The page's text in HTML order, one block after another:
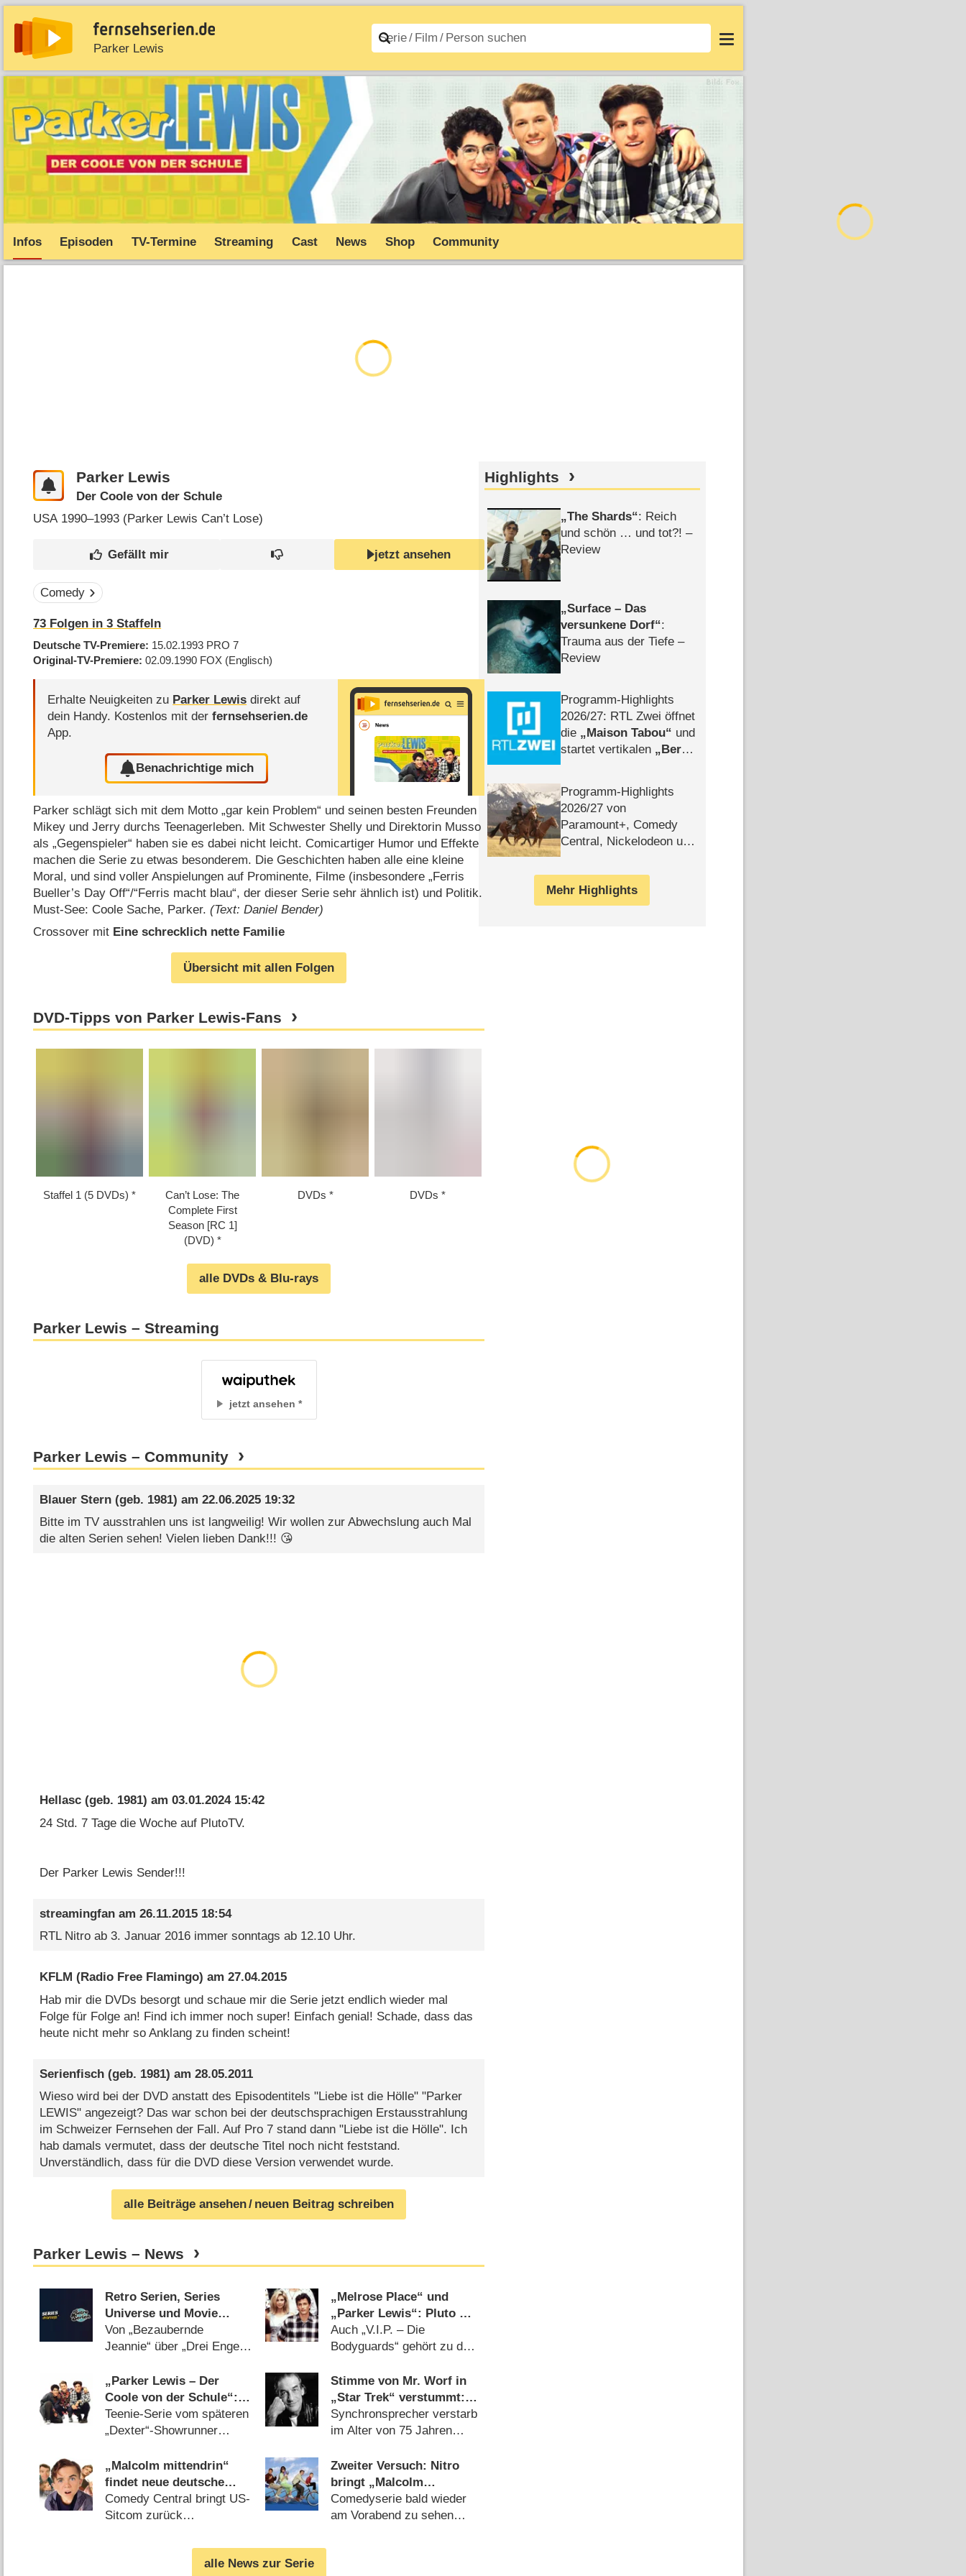
Parker Lewis
News Entdecken Streaming Filme A–Z Login
Infos Episoden TV-Termine Streaming Cast News Shop Community
Parker Lewis
Der Coole von der Schule
USA1990–1993 (Parker Lewis Can’t Lose)
jetzt ansehen
Comedy
73 Folgen in3 Staffeln
Deutsche TV-Premiere 15.02.1993 PRO 7
Original-TV-Premiere 02.09.1990 FOX (Englisch)
Erhalte Neuigkeiten zu Parker Lewis direkt auf
dein Handy. Kostenlos mit derfernsehserien.de
App.
Benachrichtige mich
Parker schlägt sich mit dem Motto „gar kein Problem“ und seinen besten Freunden
Mikey und Jerry durchs Teenagerleben. Mit Schwester Shelly und Direktorin Musso
als „Gegenspieler“ haben sie es dabei nicht leicht. Comicartiger Humor und Effekte
machen die Serie zu etwas besonderem. Die Geschichten haben alle eine kleine
Moral, und sind voller Anspielungen auf Prominente, Filme (insbesondere „Ferris
Bueller’s Day Off“/​“Ferris macht blau“, der dieser Serie sehr ähnlich ist) und Politik.
Must-See: Coole Sache, Parker.(Text: Daniel Bender)
Crossover mit Eine schrecklich nette Familie
Übersicht mit allen Folgen
DVD-Tipps von Parker Lewis-Fans
Staffel 1 (5 DVDs)
Can’t Lose: The
Complete First
Season [RC 1]
(DVD)
DVDs DVDs
alle DVDs & Blu-rays
Parker Lewis – Streaming
jetzt ansehen
Parker Lewis – Community
Blauer Stern (geb. 1981) am 22.06.2025 19:32
Bitte im TV ausstrahlen uns ist langweilig! Wir wollen zur Abwechslung auch Mal
die alten Serien sehen! Vielen lieben Dank!!! 😘
Hellasc(geb. 1981) am 03.01.2024 15:42
24 Std. 7 Tage die Woche auf PlutoTV.
Der Parker Lewis Sender!!!
streamingfanam 26.11.2015 18:54
RTL Nitro ab 3. Januar 2016 immer sonntags ab 12.10 Uhr.
KFLM (Radio Free Flamingo) am 27.04.2015
Hab mir die DVDs besorgt und schaue mir die Serie jetzt endlich wieder mal
Folge für Folge an! Find ich immer noch super! Einfach genial! Schade, dass das
heute nicht mehr so Anklang zu finden scheint!
Serienfisch(geb. 1981) am 28.05.2011
Wieso wird bei der DVD anstatt des Episodentitels "Liebe ist die Hölle" "Parker
LEWIS" angezeigt? Das war schon bei der deutschsprachigen Erstausstrahlung
im Schweizer Fernsehen der Fall. Auf Pro 7 stand dann "Liebe ist die Hölle". Ich
hab damals vermutet, dass der deutsche Titel noch nicht feststand.
Unverständlich, dass für die DVD diese Version verwendet wurde.
alle Beiträge ansehen/ neuen Beitrag schreiben
Parker Lewis – News
Retro Serien, Series
Universe und Movie
Universe: Drei neue
Streamingsender
Von „Bezaubernde
Jeannie“ über „Drei Engel
Sex“ (10.02.2026 )
„Melrose Place“ und
„Parker Lewis“: Pluto TV
kündigt neue Kanäle an
Auch „V.I.P. – Die
Bodyguards“ gehört zu den
(20.10.2023)
„Parker Lewis – Der
Coole von der Schule“:
Kultige High-School-
Comedy zurück im
Teenie-Serie vom späteren
„Dexter“-Showrunner
Stimme von Mr. Worf in
„Star Trek“ verstummt:
Raimund Krone ist tot
Synchronsprecher verstarb
im Alter von 75 Jahren
„Malcolm mittendrin“
findet neue deutsche
Senderheimat
Comedy Central bringt US-
Sitcom zurück
Zweiter Versuch: Nitro
bringt „Malcolm
mittendrin“ zurück
Comedyserie bald wieder
am Vorabend zu sehen
alle News zur Serie
Highlights
The Shards : Reich
und schön … und tot?! –
Review
Surface – Das
versunkene Dorf :
Trauma aus der Tiefe –
Review
Programm-Highlights
2026/​27: RTL Zwei öffnet
die
Maison Tabou
und
startet vertikalen
Berlin
Programm-Highlights
2026/​27 von
Paramount+, Comedy
Central, Nickelodeon und
Mehr Highlights